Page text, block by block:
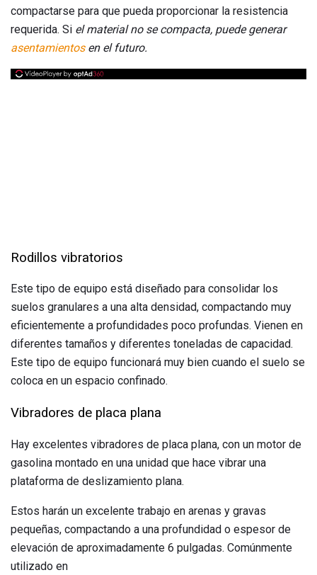
compactarse para que pueda proporcionar la resistencia
requerida. Si el material no se compacta, puede generar
asentamientosen el futuro.
Rodillos vibratorios
Este tipo de equipo está diseñado para consolidar los
suelos granulares a una alta densidad, compactando muy
eficientemente a profundidades poco profundas. Vienen en
diferentes tamaños y diferentes toneladas de capacidad.
Este tipo de equipo funcionará muy bien cuando el suelo se
coloca en un espacio confinado.
Vibradores de placa plana
Hay excelentes vibradores de placa plana, con un motor de
gasolina montado en una unidad que hace vibrar una
plataforma de deslizamiento plana.
Estos harán un excelente trabajo en arenas y gravas
pequeñas, compactando a una profundidad o espesor de
elevación de aproximadamente 6 pulgadas. Comúnmente
utilizado en